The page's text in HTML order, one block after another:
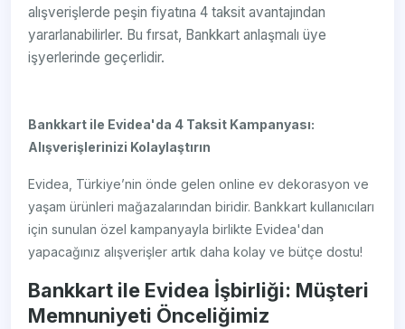
alışverişlerde peşin fiyatına 4 taksit avantajından
yararlanabilirler. Bu fırsat, Bankkart anlaşmalı üye
işyerlerinde geçerlidir.
Bankkart ile Evidea'da 4 Taksit Kampanyası:
Alışverişlerinizi Kolaylaştırın
Evidea, Türkiye’nin önde gelen online ev dekorasyon ve
yaşam ürünleri mağazalarından biridir. Bankkart kullanıcıları
için sunulan özel kampanyayla birlikte Evidea'dan
yapacağınız alışverişler artık daha kolay ve bütçe dostu!
Bankkart ile Evidea İşbirliği: Müşteri
Memnuniyeti Önceliğimiz